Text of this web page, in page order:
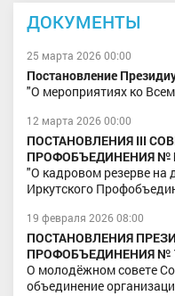
ДОКУМЕНТЫ
25 марта 2026 00:00
Постановление
"О мероприятиях ко
12 марта 2026 00:00
ПОСТАНОВЛЕНИЯ III
ПРОФОБЪЕДИНЕНИЯ №
"О кадровом резерве на
Иркутского
19 февраля 2026 08:00
ПОСТАНОВЛЕНИЯ
ПРОФОБЪЕДИНЕНИЯ №
О молодёжном совете
объединение